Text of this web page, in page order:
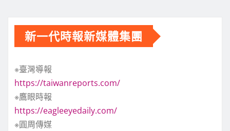
新一代時報新媒體集團
※臺灣導報
https://taiwanreports.com/
※鷹眼時報
https://eagleeyedaily.com/
※圓周傳媒